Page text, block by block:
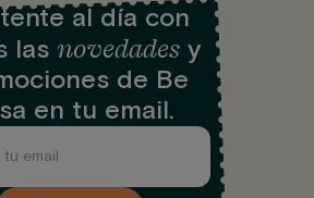
al día con
las novedades y
de Be
en tu email.